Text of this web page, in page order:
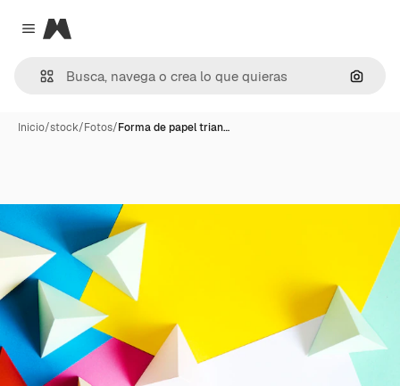
Close menu
Magnific
Inicio/stock/Fotos/Forma de papel trian…